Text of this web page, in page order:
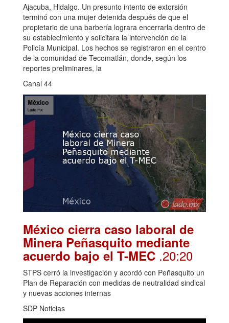
Ajacuba, Hidalgo. Un presunto intento de extorsión
terminó con una mujer detenida después de que el
propietario de una barbería lograra encerrarla dentro de
su establecimiento y solicitara la intervención de la
Policía Municipal. Los hechos se registraron en el centro
de la comunidad de Tecomatlán, donde, según los
reportes preliminares, la
Canal 44
México cierra caso laboral de
Minera Peñasquito mediante
acuerdo bajo el T-MEC .20:20
STPS cerró la investigación y acordó con Peñasquito un
Plan de Reparación con medidas de neutralidad sindical
y nuevas acciones internas
SDP Noticias